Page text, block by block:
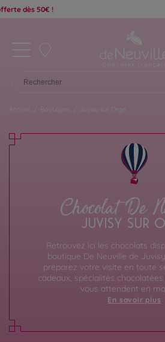
Accueil Boutiques Juvisy sur Orge
Chocolat De
JUVISY SUR
Retrouvez ici les chocolats
boutique De Neuville de
préparez votre visite en toute
cadeaux, spécialités
vous attendent en
En savoir plus